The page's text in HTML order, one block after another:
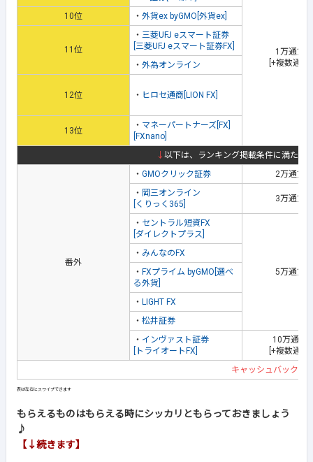
1万通貨
[+複数通貨
10位
・ 外貨ex byGMO[外貨ex]
11位
・ 三菱UFJ eスマート証券
[三菱UFJ eスマート証券FX]
・ 外為オンライン
12位 ・ ヒロセ通商[LION FX]
13位
・ マネーパートナーズ[FX]
[FXnano]
↓ 以下は、ランキング掲載条件に満たな
番外
・ GMOクリック証券
2万通貨
・ 岡三オンライン
[くりっく365]
3万通貨
・ セントラル短資FX
[ダイレクトプラス]
5万通貨
・ みんなのFX
・ FXプライム byGMO[選べ
る外貨]
・ LIGHT FX
・ 松井証券
・ インヴァスト証券
[トライオートFX]
10万通貨
[+複数通貨
キャッシュバック企
もらえるものはもらえる時にシッカリともらっておきましょう
♪
【↓続きます】